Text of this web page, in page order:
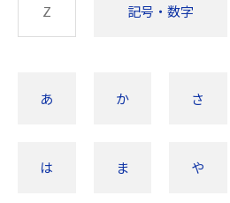
Z 記号・数字
あ か さ
は ま や